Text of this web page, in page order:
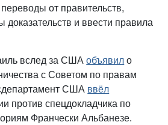
от правительств,
доказательств и ввести правила
вслед за СШАобъявил о
с Советом по правам
США ввёл
против спецдокладчика по
Франчески Альбанезе.